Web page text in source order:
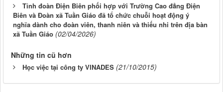
Tỉnh đoàn Điện Biên phối hợp với Trường Cao đẳng Điện
Biên và Đoàn xã Tuần Giáo đã tổ chức chuỗi hoạt động ý
nghĩa dành cho đoàn viên, thanh niên và thiếu nhi trên địa bàn
xã Tuần Giáo (02/04/2026)
Những tin cũ hơn
Học việc tại công ty VINADES (21/10/2015)